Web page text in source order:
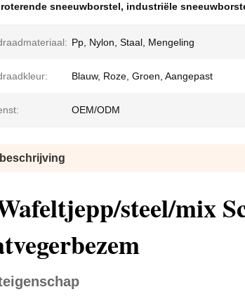
roterende sneeuwborstel, industriële
Pp, Nylon, Staal, Mengeling
Blauw, Roze, Groen, Aangepast
OEM/ODM
steel/mix